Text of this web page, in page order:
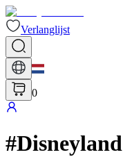
Verlanglijst
0
#Disneyland